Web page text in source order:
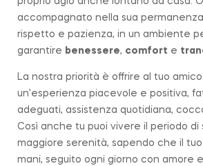
accompagnato nella sua
rispetto e pazienza, in un ambiente
garantire benessere, comfort e
La nostra priorità è offrire al tuo
un’esperienza piacevole e positiva,
adeguati, assistenza quotidiana,
Così anche tu puoi vivere il periodo di
maggiore serenità, sapendo che il
mani, seguito ogni giorno con amore